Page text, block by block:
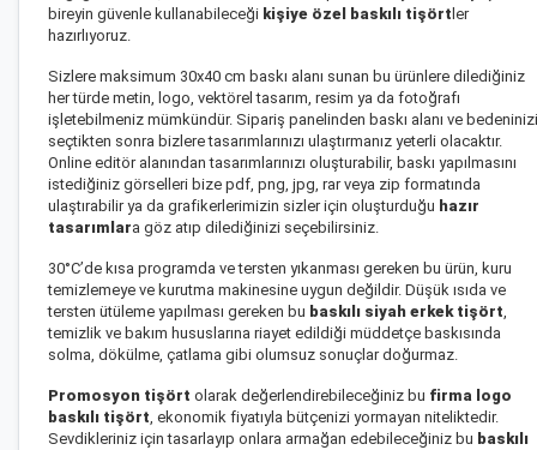
bireyin güvenle kullanabileceği kişiye özel baskılı tişört ler
hazırlıyoruz.
Sizlere maksimum 30x40 cm baskı alanı sunan bu ürünlere dilediğiniz
her türde metin, logo, vektörel tasarım, resim ya da fotoğrafı
işletebilmeniz mümkündür. Sipariş panelinden baskı alanı ve bedeninizi
seçtikten sonra bizlere tasarımlarınızı ulaştırmanız yeterli olacaktır.
Online editör alanından tasarımlarınızı oluşturabilir, baskı yapılmasını
istediğiniz görselleri bize pdf, png, jpg, rar veya zip formatında
ulaştırabilir ya da grafikerlerimizin sizler için oluşturduğu hazır
tasarımlara göz atıp dilediğinizi seçebilirsiniz.
30°C’de kısa programda ve tersten yıkanması gereken bu ürün, kuru
temizlemeye ve kurutma makinesine uygun değildir. Düşük ısıda ve
tersten ütüleme yapılması gereken bu baskılı siyah erkek tişört,
temizlik ve bakım hususlarına riayet edildiği müddetçe baskısında
solma, dökülme, çatlama gibi olumsuz sonuçlar doğurmaz.
Promosyon tişört olarak değerlendirebileceğiniz bu firma logo
baskılı tişört, ekonomik fiyatıyla bütçenizi yormayan niteliktedir.
Sevdikleriniz için tasarlayıp onlara armağan edebileceğiniz bu baskılı